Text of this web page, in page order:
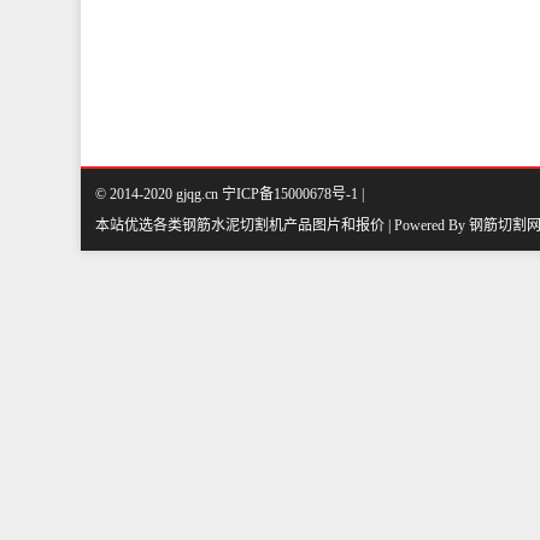
© 2014-2020 gjqg.cn 宁ICP备15000678号-1 |
本站优选各类钢筋水泥切割机产品图片和报价 | Powered By 钢筋切割网